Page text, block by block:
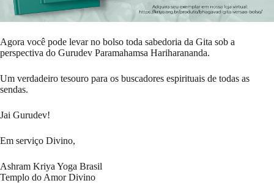
Agora você pode levar no bolso toda sabedoria da Gita sob a
perspectiva do Gurudev Paramahamsa Hariharananda.
Um verdadeiro tesouro para os buscadores espirituais de todas as
sendas.
Jai Gurudev!
Em serviço Divino,
Ashram Kriya Yoga Brasil
Templo do Amor Divino